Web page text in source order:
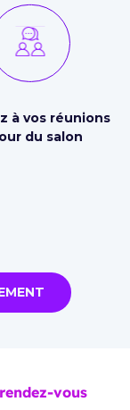
à vos réunions
du salon
vous